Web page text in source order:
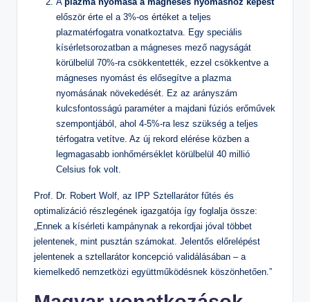
először érte el a 3%-os értéket a teljes
plazmatérfogatra vonatkoztatva. Egy speciális
kísérletsorozatban a mágneses mező nagyságát
körülbelül 70%-ra csökkentették, ezzel csökkentve a
mágneses nyomást és elősegítve a plazma
nyomásának növekedését. Ez az arányszám
kulcsfontosságú paraméter a majdani fúziós erőművek
szempontjából, ahol 4-5%-ra lesz szükség a teljes
térfogatra vetítve. Az új rekord elérése közben a
legmagasabb ionhőmérséklet körülbelül 40 millió
Celsius fok volt.
Prof. Dr. Robert Wolf, az IPP Sztellarátor fűtés és
optimalizáció részlegének igazgatója így foglalja össze:
„Ennek a kísérleti kampánynak a rekordjai jóval többet
jelentenek, mint pusztán számokat. Jelentős előrelépést
jelentenek a sztellarátor koncepció validálásában – a
kiemelkedő nemzetközi együttműködésnek köszönhetően.”